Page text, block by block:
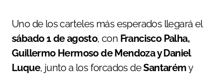
Uno de los carteles más esperados llegará el
sábado 1 de agosto, con Francisco Palha,
Guillermo Hermoso de Mendoza y Daniel
Luque, junto a los forcados deSantarémy